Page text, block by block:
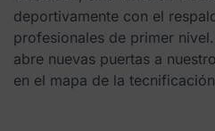
deportivamente con el
profesionales de primer
abre nuevas puertas a
en el mapa de la